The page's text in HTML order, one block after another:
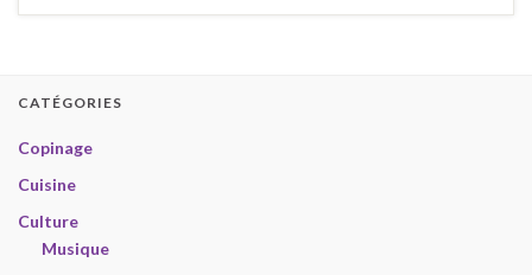
CATÉGORIES
Copinage
Cuisine
Culture
Musique